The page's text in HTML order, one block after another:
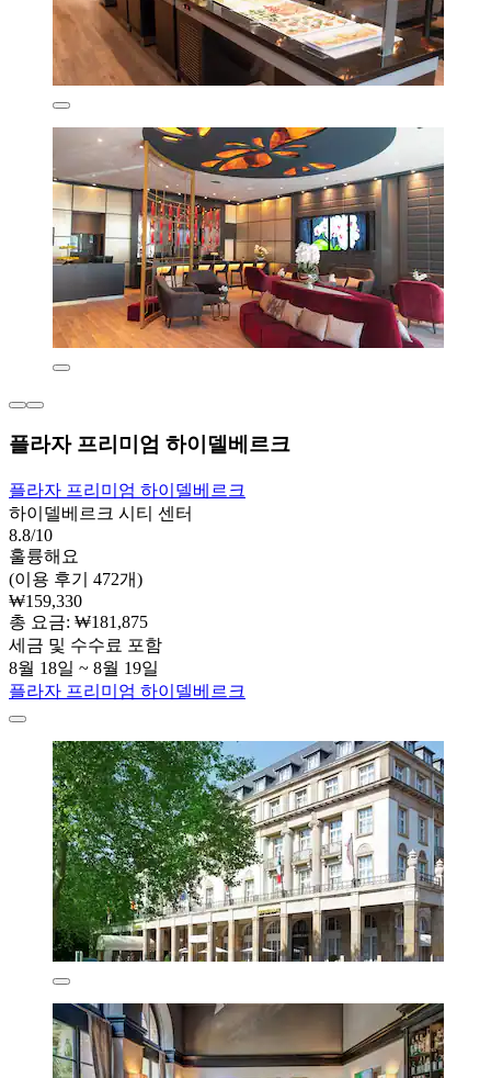
플라자 프리미엄 하이델베르크
플라자 프리미엄 하이델베르크
하이델베르크 시티 센터
8.8/10
훌륭해요
(이용 후기 472개)
₩159,330
총 요금: ₩181,875
세금 및 수수료 포함
8월 18일 ~ 8월 19일
플라자 프리미엄 하이델베르크